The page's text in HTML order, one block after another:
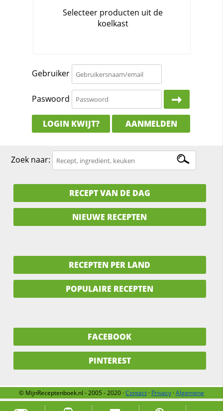
Gebruiker
Paswoord
LOGIN KWIJT? AANMELDEN
Zoek naar:
RECEPT VAN DE DAG
NIEUWE RECEPTEN
RECEPTEN PER LAND
POPULAIRE RECEPTEN
FACEBOOK
PINTEREST
© MijnReceptenboek.nl - 2005 - 2020 ·Contact · Privacy ·Algemene
voorwaarden
Over ons